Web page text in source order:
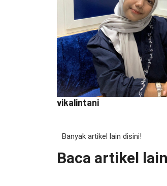
vikalintani
Banyak artikel lain disini!
Baca artikel